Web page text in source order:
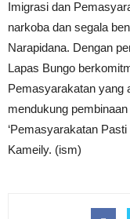
Imigrasi dan
narkoba dan segala
Narapidana. Dengan
Lapas Bungo
Pemasyarakatan yang
mendukung
‘Pemasyarakatan
Kameily. (ism)